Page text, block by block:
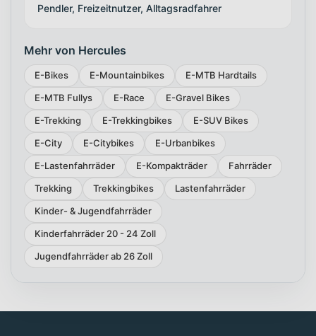
Pendler, Freizeitnutzer, Alltagsradfahrer
Mehr von Hercules
E-Bikes E-Mountainbikes
E-MTB Hardtails
E-MTB Fullys
E-Race
E-Gravel Bikes
E-Trekking
E-Trekkingbikes
E-SUV Bikes
E-City
E-Citybikes
E-Urbanbikes
E-Lastenfahrräder
E-Kompakträder
Fahrräder
Trekking
Trekkingbikes
Lastenfahrräder
Kinder- & Jugendfahrräder
Kinderfahrräder 20 - 24 Zoll
Jugendfahrräder ab 26 Zoll